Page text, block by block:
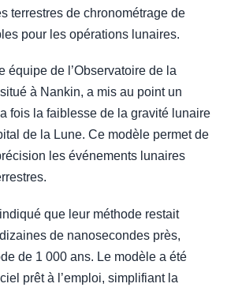
terrestres de chronométrage de
pour les opérations lunaires.
équipe de l’Observatoire de la
à Nankin, a mis au point un
fois la faiblesse de la gravité lunaire
de la Lune. Ce modèle permet de
les événements lunaires
que leur méthode restait
de nanosecondes près,
de 1 000 ans. Le modèle a été
prêt à l’emploi, simplifiant la